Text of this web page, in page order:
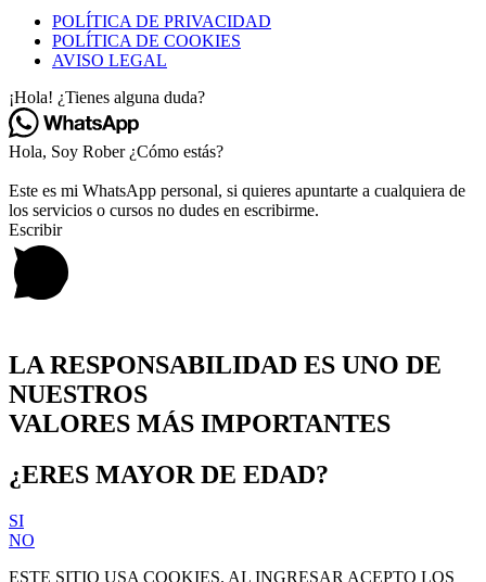
POLÍTICA DE PRIVACIDAD
POLÍTICA DE COOKIES
AVISO LEGAL
¡Hola! ¿Tienes alguna duda?
Hola, Soy Rober ¿Cómo estás?
Este es mi WhatsApp personal, si quieres apuntarte a cualquiera de
los servicios o cursos no dudes en escribirme.
Escribir
LA RESPONSABILIDAD ES UNO DE
NUESTROS
VALORES MÁS IMPORTANTES
¿ERES MAYOR DE EDAD?
SI
NO
ESTE SITIO USA COOKIES. AL INGRESAR ACEPTO LOS